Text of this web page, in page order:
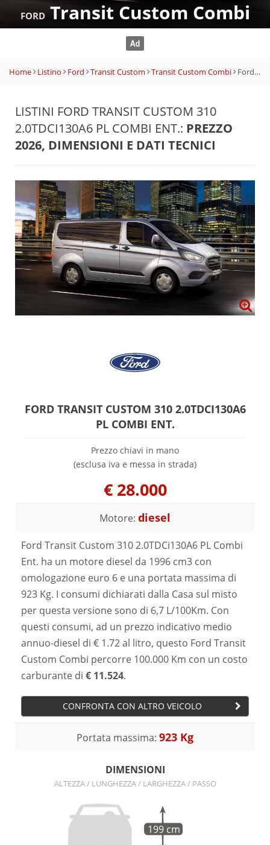
FORDTransit Custom Combi
Home Listino Ford Transit Custom Transit Custom Combi Ford Transit Custom 310 2.0TDCi130A6 PL Combi Ent.
LISTINI FORD TRANSIT CUSTOM 310
2.0TDCI130A6 PL COMBI ENT.: PREZZO
2026, DIMENSIONI E DATI TECNICI
FORD TRANSIT CUSTOM 310 2.0TDCI130A6
PL COMBI ENT.
Prezzo chiavi in mano
(esclusa iva e messa in strada)
€ 28.000
Motore: diesel
Ford Transit Custom 310 2.0TDCi130A6 PL Combi
Ent. ha un motore diesel da 1996 cm3 con
omologazione euro 6 e una portata massima di
923 Kg. I consumi dichiarati dalla Casa sul misto
per questa versione sono di 6,7 L/100Km. Con
questi consumi, ad un prezzo indicativo medio
annuo-diesel di € 1.72 al litro, questo Ford Transit
Custom Combi percorre 100.000 Km con un costo
carburante di € 11.524.
CONFRONTA CON ALTRO VEICOLO
Portata massima: 923 Kg
DIMENSIONI
ALTEZZA / LUNGHEZZA / LARGHEZZA / PASSO
199 cm